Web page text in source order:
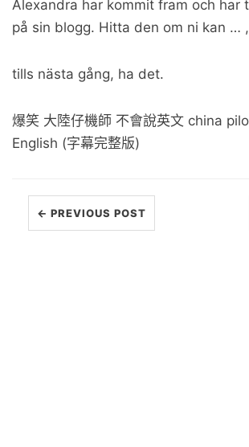
Alexandra har kommit fram och har
på sin blogg. Hitta den om ni kan …
tills nästa gång, ha det.
爆笑 大陸仔機師 不會說英文 china
English (字幕完整版)
← PREVIOUS POST